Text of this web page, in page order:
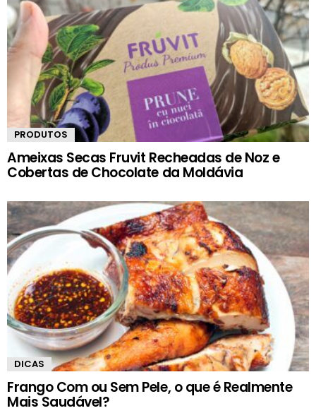
PRODUTOS
Ameixas Secas Fruvit Recheadas de Noz e
Cobertas de Chocolate da Moldávia
DICAS
Frango Com ou Sem Pele, o que é Realmente
Mais Saudável?